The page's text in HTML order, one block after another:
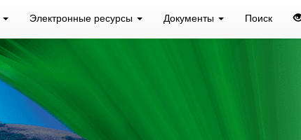
Электронные ресурсы Документы Поиск